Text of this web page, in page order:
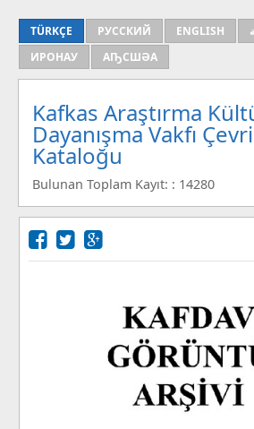
TÜRKÇE РУССКИЙ ENGLISH
ИРОНАУ
АҦСШӘА
Kafkas Araştırma
Dayanışma Vakfı
Kataloğu
Bulunan Toplam Kayıt: : 14280